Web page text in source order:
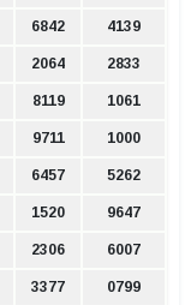
6842 4139
2064 2833
8119 1061
9711 1000
6457 5262
1520 9647
2306 6007
3377 0799